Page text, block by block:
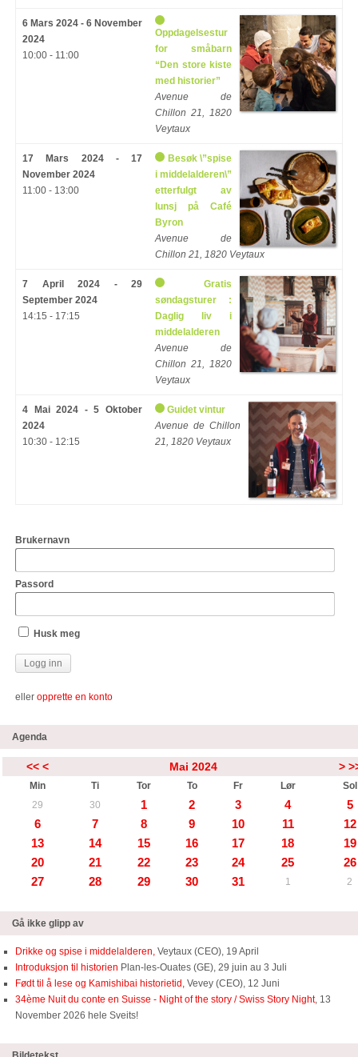
6 Mars 2024 - 6 November
2024
10:00 - 11:00
Oppdagelsestur
for småbarn
“Den store kiste
med historier”
Avenue de
Chillon 21, 1820
Veytaux
17 Mars 2024 - 17
November 2024
11:00 - 13:00
Besøk \”spise
i middelalderen\”
etterfulgt av
lunsj på Café
Byron
Avenue de
Chillon 21, 1820 Veytaux
7 April 2024 - 29
September 2024
14:15 - 17:15
Gratis
søndagsturer :
Daglig liv i
middelalderen
Avenue de
Chillon 21, 1820
Veytaux
4 Mai 2024 - 5 Oktober
2024
10:30 - 12:15
Guidet vintur
Avenue de Chillon
21, 1820 Veytaux
Brukernavn
Passord
Husk meg
eller opprette en konto
Agenda
<< < Mai 2024 >
Min Ti Tor To Fr Lør
Sol
29
30 1 2 3 4
5
6
7 8 9 10 11
12
13
14 15 16 17 18
19
20
21 22 23 24 25
26
27
28 29 30 31 1 2
Gå ikke glipp av
Drikke og spise i middelalderen, Veytaux (CEO), 19 April
Introduksjon til historien Plan-les-Ouates (GE), 29 juin au 3 Juli
Født til å lese og Kamishibai historietid, Vevey (CEO), 12 Juni
34ème Nuit du conte en Suisse - Night of the story / Swiss Story Night, 13
November 2026 hele Sveits!